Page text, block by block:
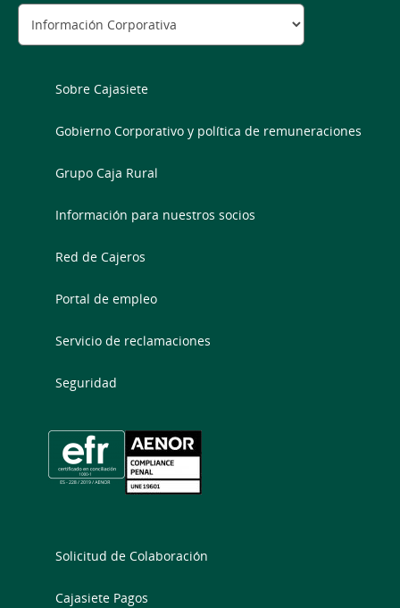
Sobre Cajasiete
Gobierno Corporativo y política de remuneraciones
Grupo Caja Rural
Información para nuestros socios
Red de Cajeros
Portal de empleo
Servicio de reclamaciones
Seguridad
Solicitud de Colaboración
Cajasiete Pagos